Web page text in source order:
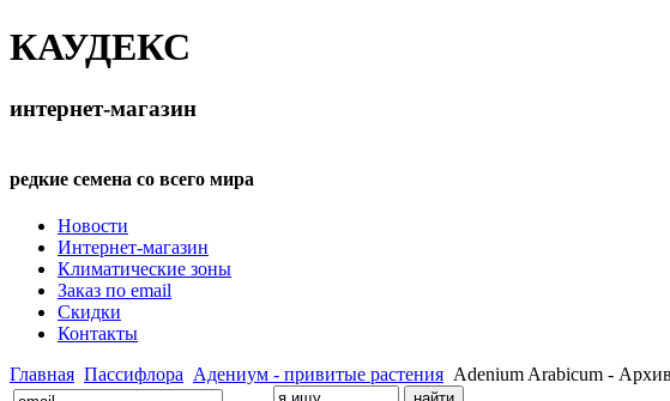
КАУДЕКС
интернет-магазин
редкие семена со всего мира
Новости
Интернет-магазин
Климатические зоны
Заказ по email
Скидки
Контакты
Главная Пассифлора Адениум - привитые растения Adenium Arabicum - Архив